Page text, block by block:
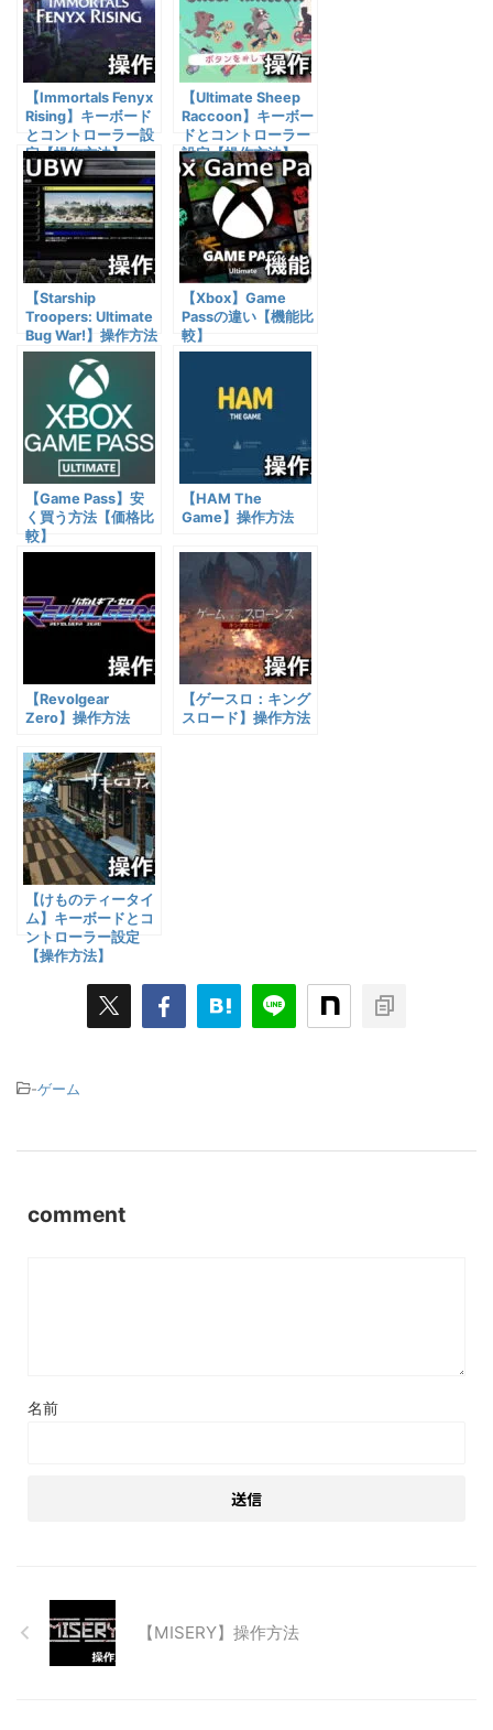
【Immortals Fenyx
Rising】キーボード
とコントローラー設
定【操作方法】
【Ultimate Sheep
Raccoon】キーボー
ドとコントローラー
設定【操作方法】
【Starship
Troopers: Ultimate
Bug War!】操作方法
【Xbox】Game
Passの違い【機能比
較】
【Game Pass】安
く買う方法【価格比
較】
【HAM The
Game】操作方法
【Revolgear
Zero】操作方法
【ゲースロ：キング
スロード】操作方法
【けものティータイ
ム】キーボードとコ
ントローラー設定
【操作方法】
-ゲーム
comment
名前
【MISERY】操作方法